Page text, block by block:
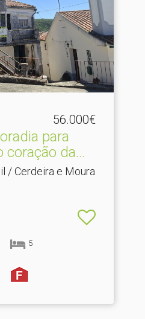
56.000€
para
coração da.​..
/ Cerdeira e Moura
5